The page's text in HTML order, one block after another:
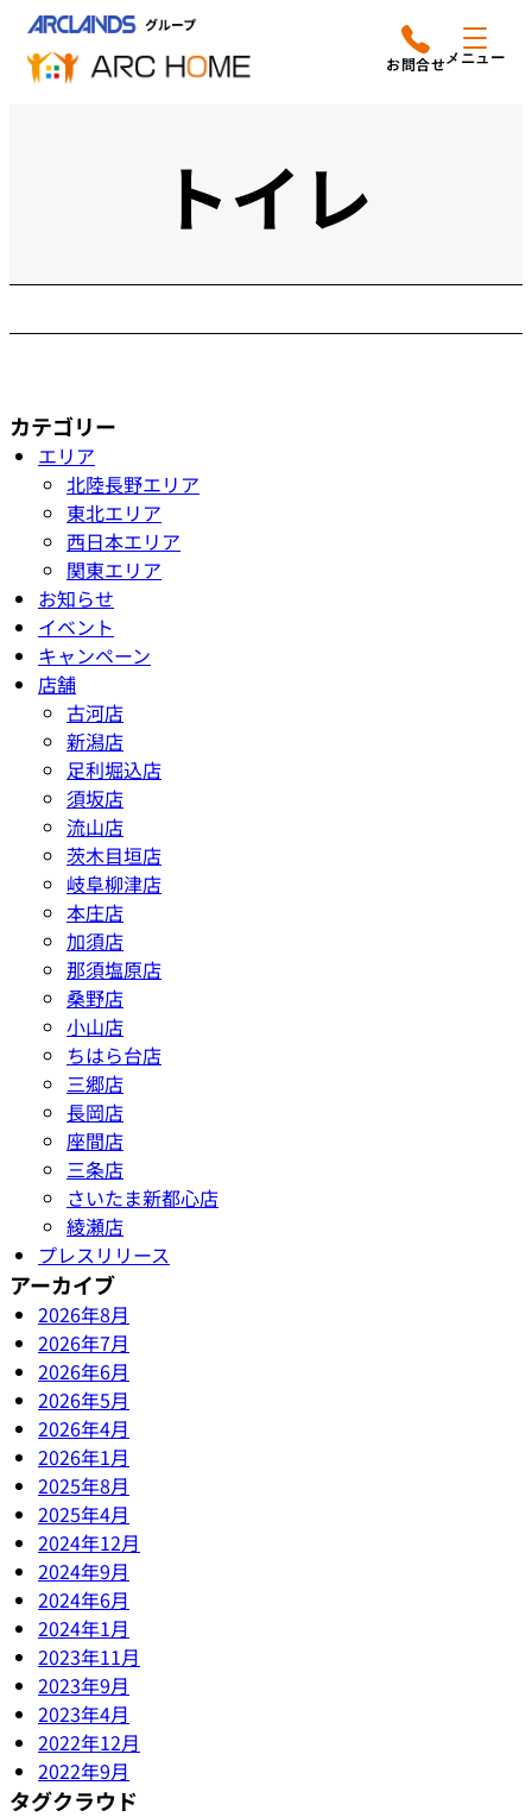
アークホームについて
オーナー向け会員サービス
よくあるご質問
サイトマップ
採用情報はこちら
メニュー
営業時間は
平日9時から18時までと
トイレ
カテゴリー
エリア
北陸長野エリア
東北エリア
西日本エリア
関東エリア
お知らせ
イベント
キャンペーン
店舗
古河店
新潟店
足利堀込店
須坂店
流山店
茨木目垣店
岐阜柳津店
本庄店
加須店
那須塩原店
桑野店
小山店
ちはら台店
三郷店
長岡店
座間店
三条店
さいたま新都心店
綾瀬店
プレスリリース
アーカイブ
2026年8月
2026年7月
2026年6月
2026年5月
2026年4月
2026年1月
2025年8月
2025年4月
2024年12月
2024年9月
2024年6月
2024年1月
2023年11月
2023年9月
2023年4月
2022年12月
2022年9月
タグクラウド